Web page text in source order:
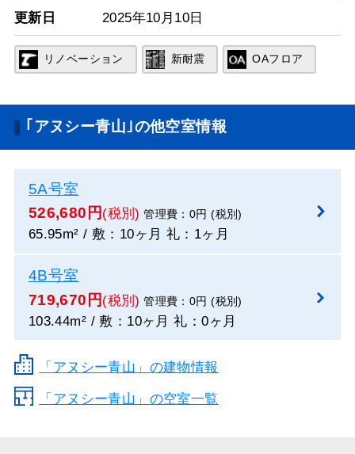
更新日 2025年10月10日
リノベーション 新耐震 OAフロア
｢アヌシー青山｣の他空室情報
5A号室
526,680円 (税別) 管理費：0円 (税別)
65.95m² / 敷：10ヶ月 礼：1ヶ月
4B号室
719,670円 (税別) 管理費：0円 (税別)
103.44m² / 敷：10ヶ月 礼：0ヶ月
「アヌシー青山」の建物情報
「アヌシー青山」の空室一覧